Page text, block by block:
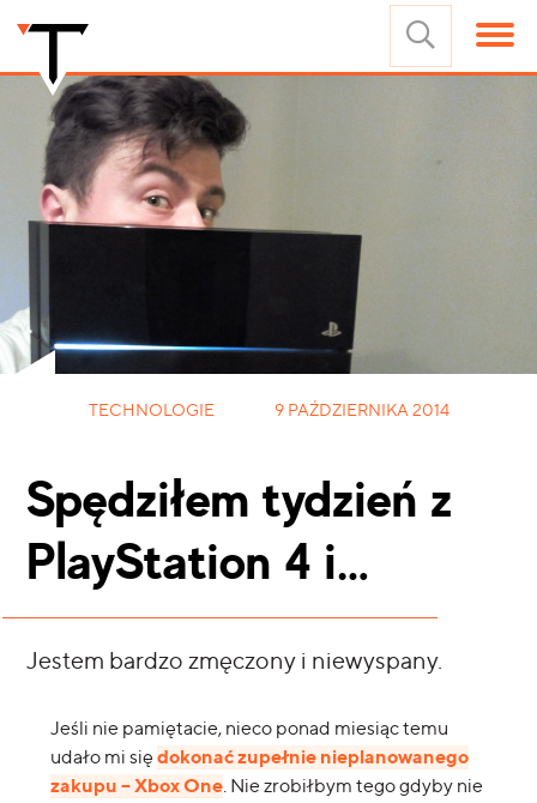
TECHNOLOGIE 9 PAŹDZIERNIKA 2014
Spędziłem tydzień z
PlayStation 4 i…
Jestem bardzo zmęczony i niewyspany.
Jeśli nie pamiętacie, nieco ponad miesiąc temu
udało mi siędokonać zupełnie nieplanowanego
zakupu – Xbox One. Nie zrobiłbym tego gdyby nie